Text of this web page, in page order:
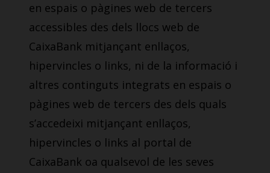
en espais o pàgines web de tercers
accessibles des dels llocs web de
CaixaBank mitjançant enllaços,
hipervincles o links, ni de la informació i
altres continguts integrats en espais o
pàgines web de tercers des dels quals
s’accedeixi mitjançant enllaços,
hipervincles o links al portal de
CaixaBank oa qualsevol de les seves